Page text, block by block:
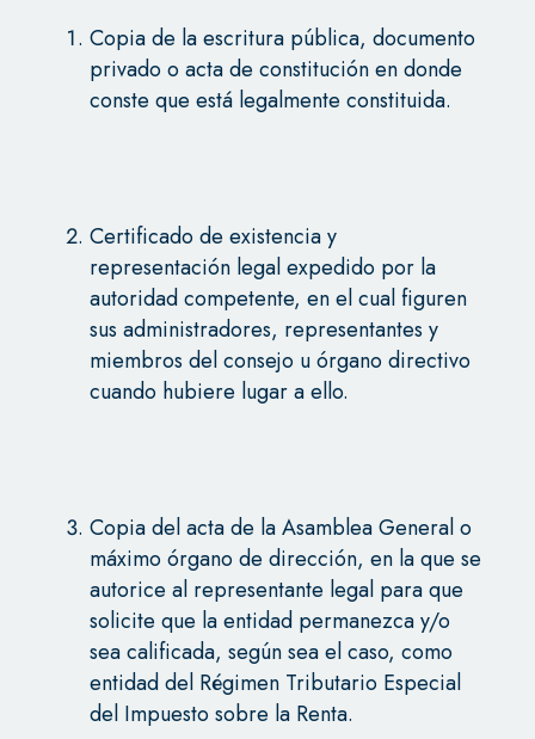
Copia de la escritura pública, documento
privado o acta de constitución en donde
conste que está legalmente constituida.
Certificado de existencia y
representación legal expedido por la
autoridad competente, en el cual figuren
sus administradores, representantes y
miembros del consejo u órgano directivo
cuando hubiere lugar a ello.
Copia del acta de la Asamblea General o
máximo órgano de dirección, en la que se
autorice al representante legal para que
solicite que la entidad permanezca y/o
sea calificada, según sea el caso, como
entidad del Régimen Tributario Especial
del Impuesto sobre la Renta.